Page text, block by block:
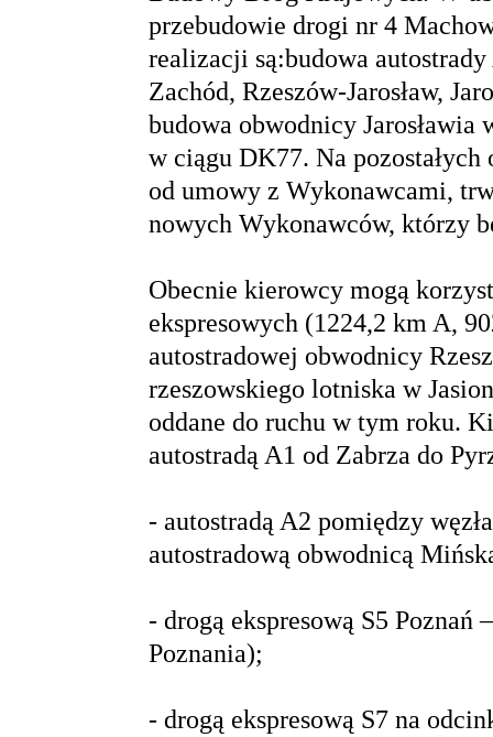
przebudowie drogi nr 4
realizacji są:budowa
Zachód, Rzeszów-Jarosław,
budowa obwodnicy
w ciągu DK77. Na
od umowy z Wykonawcami,
nowych Wykonawców, którzy
Obecnie kierowcy mogą
ekspresowych (1224,2 km A,
autostradowej obwodnicy
rzeszowskiego lotniska w
oddane do ruchu w tym roku.
autostradą A1 od Zabrza do
- autostradą A2 pomiędzy
autostradową obwodnicą
- drogą ekspresową S5 Poznań
Poznania);
- drogą ekspresową S7 na